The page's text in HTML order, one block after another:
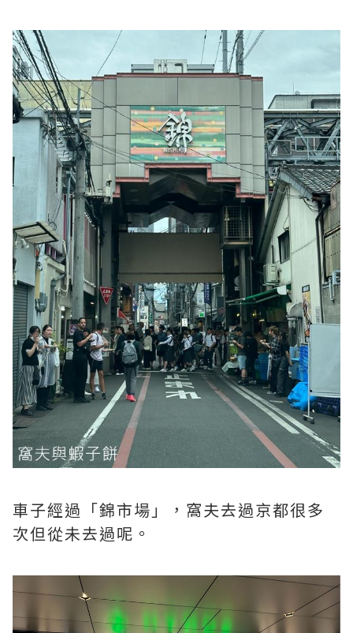
車子經過「錦市場」，窩夫去過京都很多
次但從未去過呢。